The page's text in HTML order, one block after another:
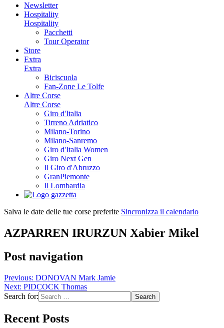
Newsletter
Hospitality
Hospitality
Pacchetti
Tour Operator
Store
Extra
Extra
Biciscuola
Fan-Zone Le Tolfe
Altre Corse
Altre Corse
Giro d'Italia
Tirreno Adriatico
Milano-Torino
Milano-Sanremo
Giro d'Italia Women
Giro Next Gen
Il Giro d'Abruzzo
GranPiemonte
Il Lombardia
Salva le date delle tue corse preferite Sincronizza il calendario
AZPARREN IRURZUN Xabier Mikel
Post navigation
Previous: DONOVAN Mark Jamie
Next: PIDCOCK Thomas
Search for:
Recent Posts